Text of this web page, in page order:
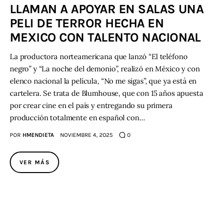
Jalisco Noticias
Programación
Jalisco TV
Jalisco RADIO / En Vivo
Nosotros
LLAMAN A APOYAR EN SALAS UNA
PELI DE TERROR HECHA EN
MEXICO CON TALENTO NACIONAL
La productora norteamericana que lanzó “El teléfono
negro” y “La noche del demonio”, realizó en México y con
elenco nacional la película, “No me sigas”, que ya está en
cartelera. Se trata de Blumhouse, que con 15 años apuesta
por crear cine en el país y entregando su primera
producción totalmente en español con…
POR HMENDIETA NOVIEMBRE 4, 2025 0
VER MÁS